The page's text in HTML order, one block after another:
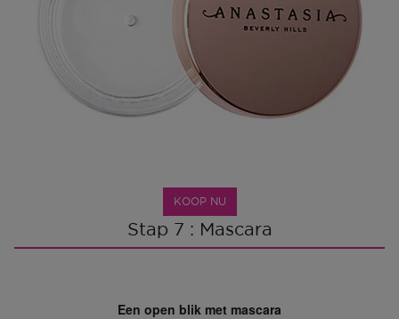
KOOP NU
Stap 7 : Mascara
Een open blik met mascara